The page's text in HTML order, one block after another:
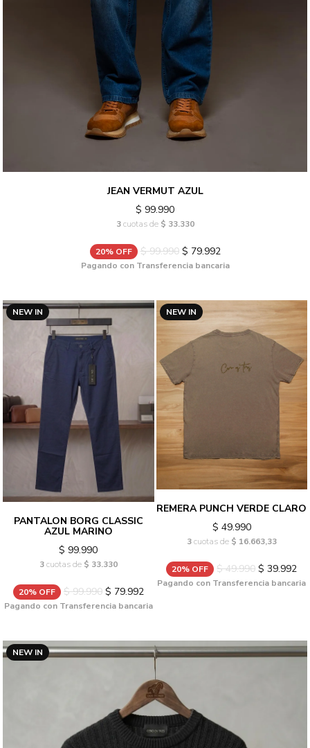
JEAN VERMUT AZUL
$ 99.990
3cuotas de $ 33.330
20% OFF $ 99.990$ 79.992
Pagando con Transferencia bancaria
NEW IN
PANTALON BORG CLASSIC
AZUL MARINO
$ 99.990
3cuotas de $ 33.330
20% OFF $ 99.990$ 79.992
Pagando con Transferencia bancaria
NEW IN
REMERA PUNCH VERDE CLARO
$ 49.990
3cuotas de $ 16.663,33
20% OFF $ 49.990 $ 39.992
Pagando con Transferencia bancaria
NEW IN